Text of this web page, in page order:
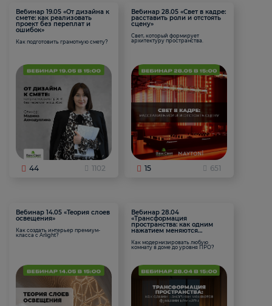
Вебинар 19.05 «От дизайна к
смете: как реализовать
проект без переплат и
ошибок»
Как подготовить грамотную смету?
44 1102
Вебинар 28.05 «Свет в кадре:
расставить роли и отстоять
сцену»
Свет, который формирует
архитектуру пространства.
15 651
Вебинар 14.05 «Теория слоев
освещения»
Как создать интерьер премиум-
класса с Arlight?
Вебинар 28.04
«Трансформация
пространства: как одним
нажатием меняются
Как модернизировать любую
комнату в доме до уровня ПРО?